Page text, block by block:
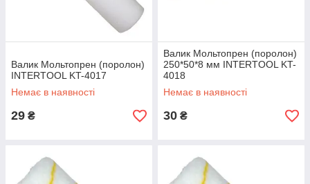
Валик Мольтопрен (поролон)
INTERTOOL KT-4017
Немає в наявності
29 ₴
Валик Мольтопрен (поролон)
250*50*8 мм INTERTOOL KT-
4018
Немає в наявності
30 ₴